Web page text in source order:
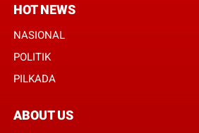
HOT NEWS
NASIONAL
POLITIK
PILKADA
ABOUT US